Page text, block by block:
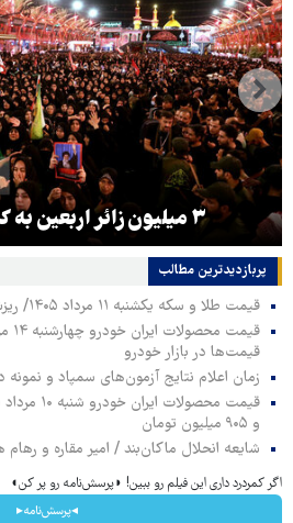
۳ میلیون زائر اربعین به کشور بازگشتند
پربازدیدترین‌ مطالب
قیمت طلا و سکه یکشنبه ۱۱ مرداد ۱۴۰۵/ ریزش سنگین سکه امامی
قیمت‌ها در بازار خودرو
زمان اعلام نتایج آزمون‌های سمپاد و
و ۹۰۵ میلیون تومان
شایعه انحلال ماکان‌بند / امیر مقاره و
اگر کمردرد داری این فیلم رو ببین! ◗پرسش‌نامه رو پر کن◖
◂پرسش‌نامه▸